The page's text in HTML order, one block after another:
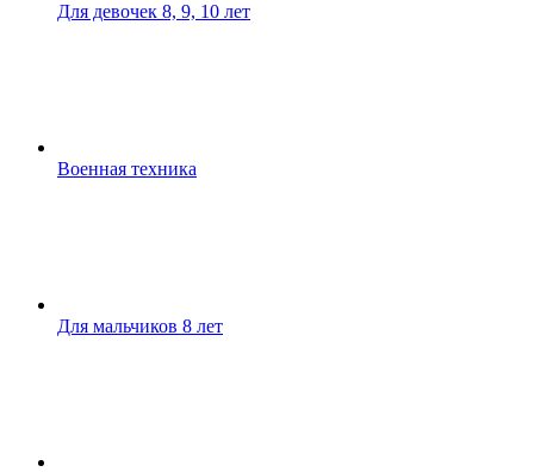
Для девочек 8, 9, 10 лет
Военная техника
Для мальчиков 8 лет